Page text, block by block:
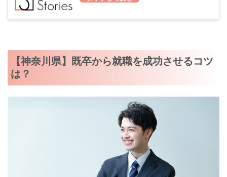
【神奈川県】既卒から就職を成功させるコツ
は？